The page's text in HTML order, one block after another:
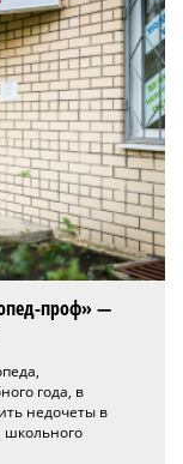
проф» —
года, в
недочеты в
школьного